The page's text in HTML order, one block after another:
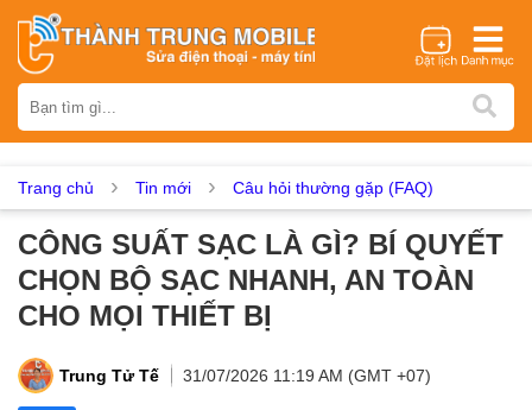
iPhone Samsung Oppo Xiaomi Realme Vivo
Asus Sony Vertu LG Tecno
Dịch vụ sửa chữa
Thay màn hình
Thay kính lưng
Thay mic Thay rung Thay main Unlock - Mở Khoá
Trang chủ Tin mới Câu hỏi thường gặp (FAQ)
CÔNG SUẤT SẠC LÀ GÌ? BÍ QUYẾT
CHỌN BỘ SẠC NHANH, AN TOÀN
CHO MỌI THIẾT BỊ
Trung Tử Tế 31/07/2026 11:19 AM (GMT +07)